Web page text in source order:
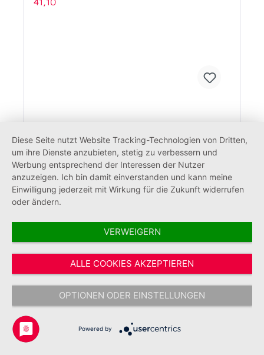
Notfallseelsorge Kerze – mit Text:
Jesaja 41,10
Diese Seite nutzt Website Tracking-Technologien von Dritten,
um ihre Dienste anzubieten, stetig zu verbessern und
Werbung entsprechend der Interessen der Nutzer
anzuzeigen. Ich bin damit einverstanden und kann meine
Einwilligung jederzeit mit Wirkung für die Zukunft widerrufen
oder ändern.
VERWEIGERN
ALLE COOKIES AKZEPTIEREN
OPTIONEN ODER EINSTELLUNGEN
Powered by